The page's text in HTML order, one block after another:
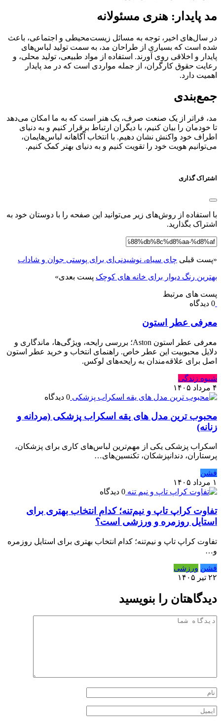
مد پایدار: هنری مسئولانه
در سال‌های اخیر، توجه به مسائل زیست‌محیطی و اجتماعی، باعث
شده است که بسیاری از طراحان مد، به سمت تولید لباس‌های
پایدار و اخلاقی روی آورند. استفاده از مواد طبیعی، تولید محلی، و
رعایت حقوق کارگران، از جمله مواردی است که در مد پایدار
اهمیت دارد.
جمع‌بندی
مد، فراتر از یک صنعت صرف، یک هنر است که به ما امکان می‌دهد
تا خودمان را بیان کنیم، با دیگران ارتباط برقرار کنیم و به دنیای
اطراف خود واکنش نشان دهیم. با انتخاب آگاهانه لباس‌هایمان،
می‌توانیم هویت خود را تقویت کنیم و به دنیای بهتر کمک کنیم.
اشتراک گذاری
با استفاده از روش‌های زیر می‌توانید این صفحه را با دوستان خود به
اشتراک بگذارید.
«پست قبلی چای سیاه، نوشیدنی‌ای برای پوستی جوان و شاداب
بهترین رنگ دیوار برای خانه های کوچک پست بعدی»
پست های مرتبط
0 دیدگاه
معرفی عطر استون
معرفی عطر استون Aston؛ بررسی رایحه، ویژگی‌ها، ماندگاری و
دلایل محبوبیت این عطر خاص. راهنمای انتخاب و خرید عطر استون
اصل برای علاقه‌مندان به رایحه‌های لوکس.
شیوه زندگی
۴ مرداد ۱۴۰۵
0 دیدگاه
محبوب ترین مدل های یقه اسکراب پزشکی (مردانه و
زنانه)
اسکراب پزشکی یکی از مهم‌ترین لباس‌های کاری برای پزشکان،
پرستاران، دندانپزشکان، تکنسین‌های…
فشن
۱ مرداد ۱۴۰۵
0 دیدگاه
تفاوت کراپ تاپ و نیم‌تنه؛ کدام انتخاب بهتری برای
استایل روزمره و ورزشی است؟
تفاوت کراپ تاپ و نیم‌تنه؛ کدام انتخاب بهتری برای استایل روزمره
و…
فشن ورزشی
۲۲ تیر ۱۴۰۵
دیدگاهتان را بنویسید